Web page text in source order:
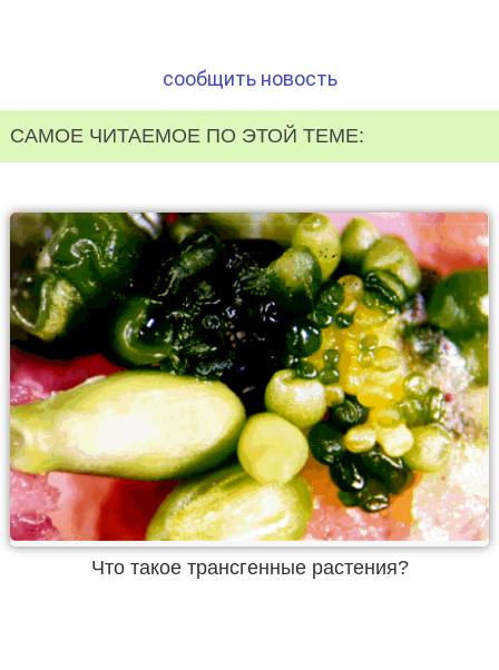
сообщить новость
САМОЕ ЧИТАЕМОЕ ПО ЭТОЙ ТЕМЕ:
Что такое трансгенные растения?